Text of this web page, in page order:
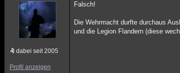
dabei seit 2005
Profil anzeigen
Falsch!
Die Wehrmacht durfte durchaus
und die Legion Flandern (diese